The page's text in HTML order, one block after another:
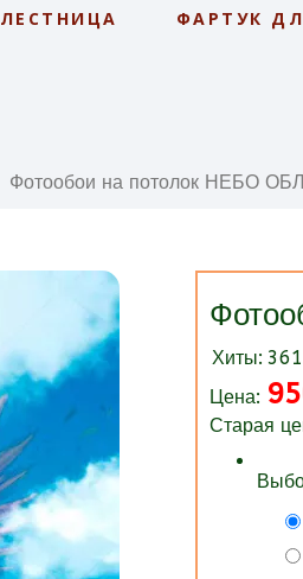
ЛЕСТНИЦА ФАРТУК
Фотообои на потолок НЕБО
Хиты:
Цена:
Старая